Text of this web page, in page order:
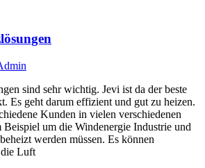
sind sehr wichtig. Jevi ist da der beste
Es geht darum effizient und gut zu heizen.
Kunden in vielen verschiedenen
Beispiel um die Windenergie Industrie und
werden müssen. Es können
Luft